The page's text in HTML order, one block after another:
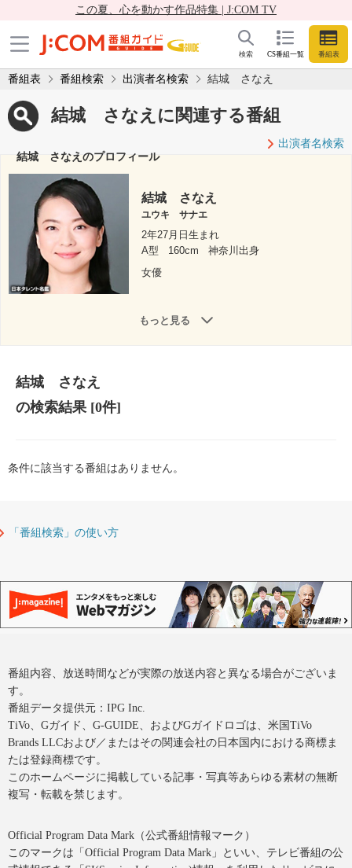
この夏、心を動かす作品特集 | J:COM TV
CS番組一覧 番組表
検索
番組表 番組検索 出演者名検索 結城 さなえ
結城 さなえに関連する番組
出演者名検索
結城 さなえのプロフィール
結城 さなえ
ユウキ サナエ
2年27月日生まれ
A型
160cm
神奈川出身
女優
もっと見る
結城 さなえ
の検索結果[0件]
条件に該当する番組はありません。
「番組検索」の使い方
番組内容、放送時間などが実際の放送内容と異なる場合がございま
す。
番組データ提供元：IPG Inc.
TiVo、Gガイド、G-GUIDE、およびGガイドロゴは、米国TiVo
Brands LLCおよび／またはその関連会社の日本国内における商標ま
たは登録商標です。
このホームページに掲載している記事・写真等あらゆる素材の無断
複写・転載を禁じます。
Official Program Data Mark（公式番組情報マーク）
このマークは「Official Program Data Mark」といい、テレビ番組の公